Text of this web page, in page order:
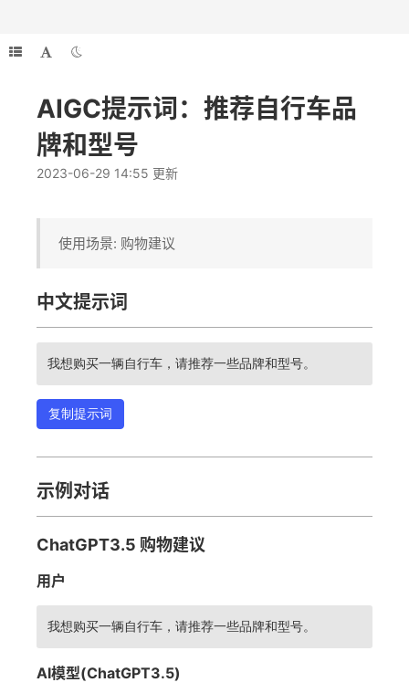
AIGC提示词：推荐自行车品
牌和型号
2023-06-29 14:55 更新
使用场景: 购物建议
中文提示词
我想购买一辆自行车，请推荐一些品牌和型号。
复制提示词
示例对话
ChatGPT3.5 购物建议
用户
我想购买一辆自行车，请推荐一些品牌和型号。
AI模型(ChatGPT3.5)